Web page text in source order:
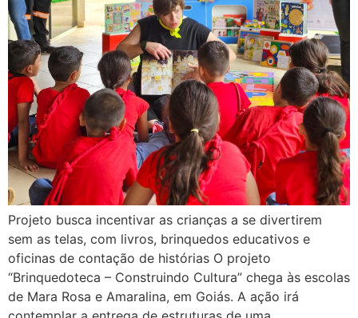
Projeto busca incentivar as crianças a se divertirem
sem as telas, com livros, brinquedos educativos e
oficinas de contação de histórias O projeto
“Brinquedoteca – Construindo Cultura” chega às escolas
de Mara Rosa e Amaralina, em Goiás. A ação irá